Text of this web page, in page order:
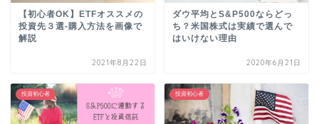
【初心者OK】ETFオススメの
投資先３選-購入方法を画像で
解説
2021年8月22日
ダウ平均とS&P500ならどっ
ち？米国株式は実績で選んで
はいけない理由
2020年6月21日
投資初心者 投資初心者